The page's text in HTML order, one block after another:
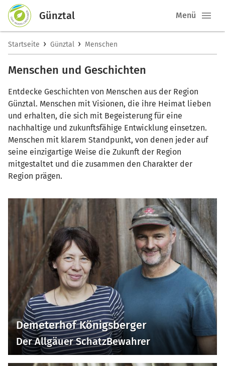
Günztal Menü
Startseite › Günztal › Menschen
Menschen und Geschichten
Entdecke Geschichten von Menschen aus der Region
Günztal. Menschen mit Visionen, die ihre Heimat lieben
und erhalten, die sich mit Begeisterung für eine
nachhaltige und zukunftsfähige Entwicklung einsetzen.
Menschen mit klarem Standpunkt, von denen jeder auf
seine einzigartige Weise die Zukunft der Region
mitgestaltet und die zusammen den Charakter der
Region prägen.
Demeterhof Königsberger
Der Allgäuer SchatzBewahrer